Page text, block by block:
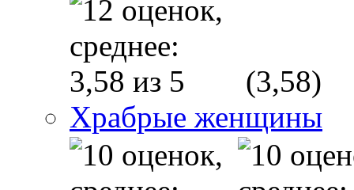
(3,58)
Храбрые женщины